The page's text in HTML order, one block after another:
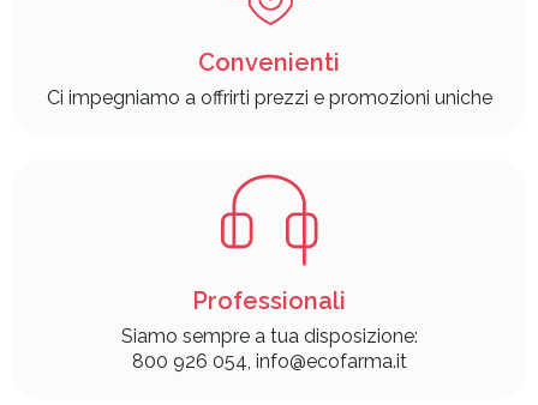
Convenienti
Ci impegniamo a offrirti prezzi e promozioni uniche
Professionali
Siamo sempre a tua disposizione:
800 926 054, info@ecofarma.it